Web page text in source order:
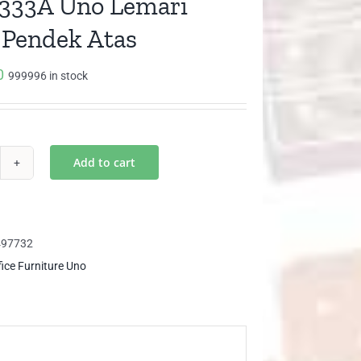
Atas
999996 in stock
Add to cart
Furniture Uno